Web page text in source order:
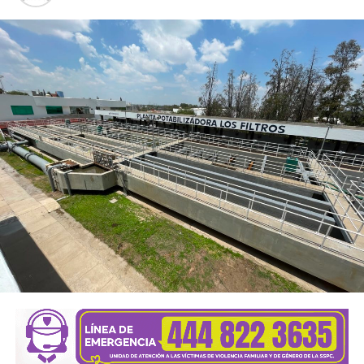
buscan fortalecer sus conocimientos, con talleres de
capacitación en áreas como belleza, costura, bisutería,
carpintería, herrería, electricidad, computación, danza y
actividades deportivas, que les permitan incorporarse al
mercado laboral, emprender un negocio propio o
perfeccionar conocimientos que ya poseen.
El alcalde señaló que el objetivo es que los soledenses
encuentren en esteCentroun lugar donde puedan
prepararse, perfeccionar sus habilidades y abrir nuevas
oportunidades para salir adelante. “Aquí generamos áreas
de oportunidad para que la gente pueda aprender un oficio,
conseguir un empleo o iniciar su propio negocio, en un
espacio digno, moderno y equipado con herramientas,
maquinaria y tecnología de primer nivel, con áreas amplias
diseñadas específicamente para cada actividad, donde